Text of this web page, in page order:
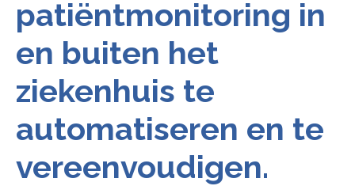
patiëntmonitoring in
en buiten het
ziekenhuis te
automatiseren en te
vereenvoudigen.